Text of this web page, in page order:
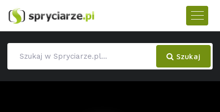
Szukaj